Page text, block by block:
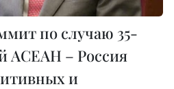
по случаю 35-
АСЕАН – Россия
и